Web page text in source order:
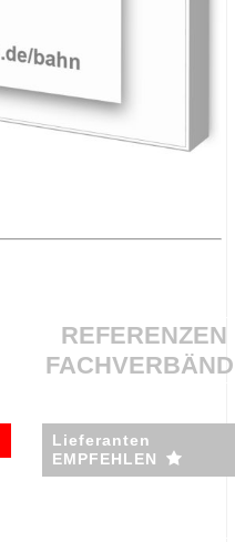
REFERENZEN
Lieferanten
EMPFEHLEN